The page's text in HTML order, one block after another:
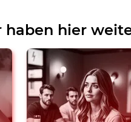
haben hier